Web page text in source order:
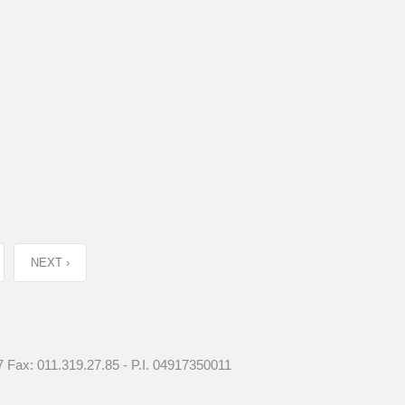
NEXT ›
011.319.27.85 - P.I. 04917350011